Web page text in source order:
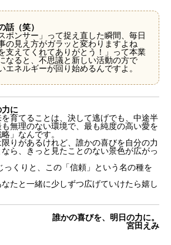
（笑）
ポンサー」って捉え直した瞬間、毎日
の見え方がガラッと変わりますよね
支えてくれてありがとう！」って本業
なると、不思議と新しい活動の方で
エネルギーが回り始めるんですよ。
に
育てることは、決して逃げでも、中途半
無理のない環境で、最も純度の高い愛を
」なんです。
りがあるけれど、誰かの喜びを自分の力
ら、きっと見たことのない景色が広がっ
っくりと、この「信頼」という名の種を
たと一緒に少しずつ広げていけたら嬉し
誰かの喜びを、明日の力に。
宮田えみ
いう美学に隠れた、すれ違いの危う
を支えてくれる最強のパートナー